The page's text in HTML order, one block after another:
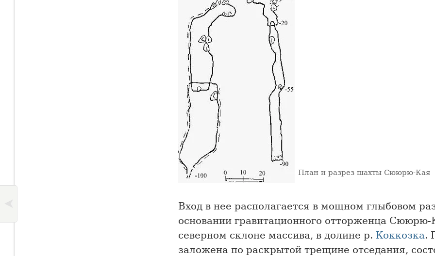
План и разрез шахты Сююрю-Кая
Вход в нее располагается в мощном глыбовом
основании гравитационного отторженца Сююрю-
северном склоне массива, в долине р. Коккозка.
заложена по раскрытой трещине отседания,